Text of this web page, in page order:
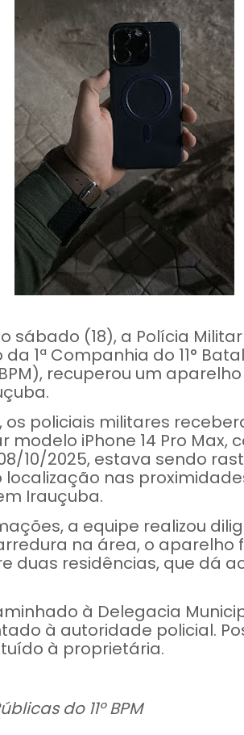
sábado (18), a Polícia
da 1ª Companhia do 11°
BPM), recuperou um
os policiais militares
modelo iPhone 14 Pro Max,
10/2025, estava sendo
nas
Irauçuba.
a equipe realizou
na área, o aparelho
duas residências, que dá
à Delegacia
à autoridade policial.
à proprietária.
do 11º BPM